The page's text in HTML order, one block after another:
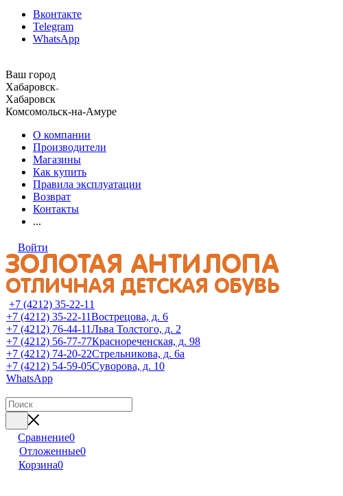
Вконтакте
Telegram
WhatsApp
Ваш город
Хабаровск
Хабаровск
Комсомольск-на-Амуре
О компании
Производители
Магазины
Как купить
Правила эксплуатации
Возврат
Контакты
...
Войти
+7 (4212) 35-22-11
+7 (4212) 35-22-11Вострецова, д. 6
+7 (4212) 76-44-11Льва Толстого, д. 2
+7 (4212) 56-77-77Краснореченская, д. 98
+7 (4212) 74-20-22Стрельникова, д. 6а
+7 (4212) 54-59-05Суворова, д. 10
WhatsApp
Сравнение0
Отложенные0
Корзина0